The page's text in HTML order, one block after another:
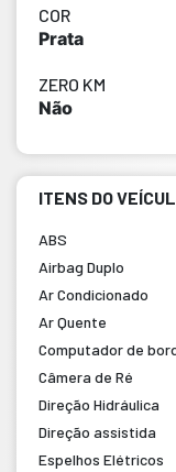
COR
Prata
ZERO KM
Não
ITENS DO
ABS
Airbag Duplo
Ar Condicionado
Ar Quente
Computador de
Câmera de Ré
Direção Hidráulica
Direção assistida
Espelhos Elétricos